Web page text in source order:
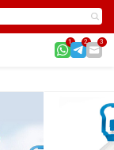
1 2 3